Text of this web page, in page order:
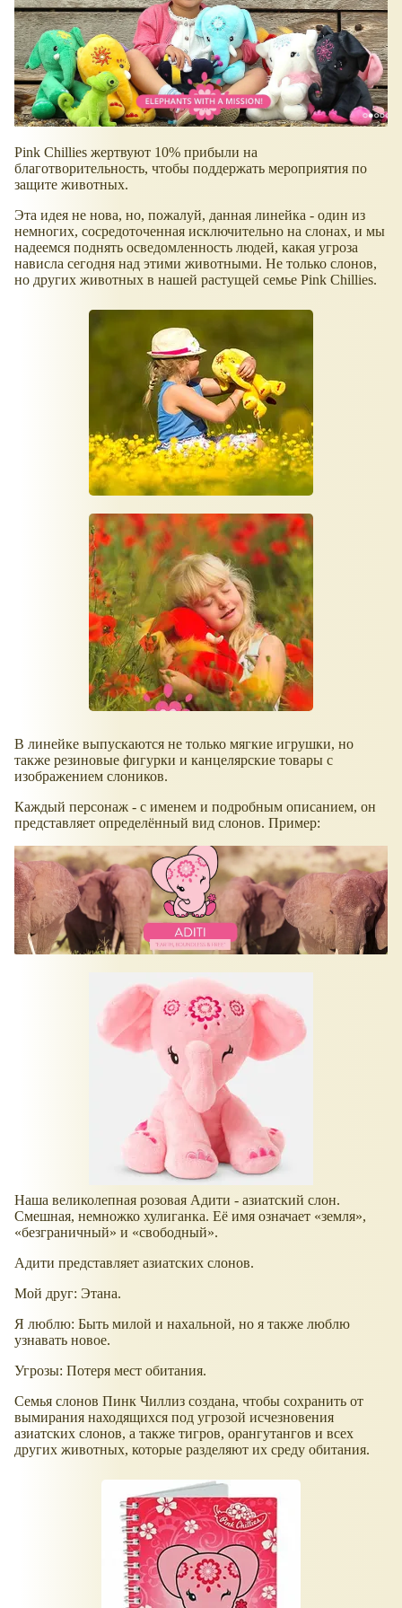
Pink Chillies жертвуют 10% прибыли на
благотворительность, чтобы поддержать мероприятия по
защите животных.
Эта идея не нова, но, пожалуй, данная линейка - один из
немногих, сосредоточенная исключительно на слонах, и мы
надеемся поднять осведомленность людей, какая угроза
нависла сегодня над этими животными. Не только слонов,
но других животных в нашей растущей семье Pink Chillies.
В линейке выпускаются не только мягкие игрушки, но
также резиновые фигурки и канцелярские товары с
изображением слоников.
Каждый персонаж - с именем и подробным описанием, он
представляет определённый вид слонов. Пример:
Наша великолепная розовая Адити - азиатский слон.
Смешная, немножко хулиганка. Её имя означает «земля»,
«безграничный» и «свободный».
Адити представляет азиатских слонов.
Мой друг: Этана.
Я люблю: Быть милой и нахальной, но я также люблю
узнавать новое.
Угрозы: Потеря мест обитания.
Семья слонов Пинк Чиллиз создана, чтобы сохранить от
вымирания находящихся под угрозой исчезновения
азиатских слонов, а также тигров, орангутангов и всех
других животных, которые разделяют их среду обитания.